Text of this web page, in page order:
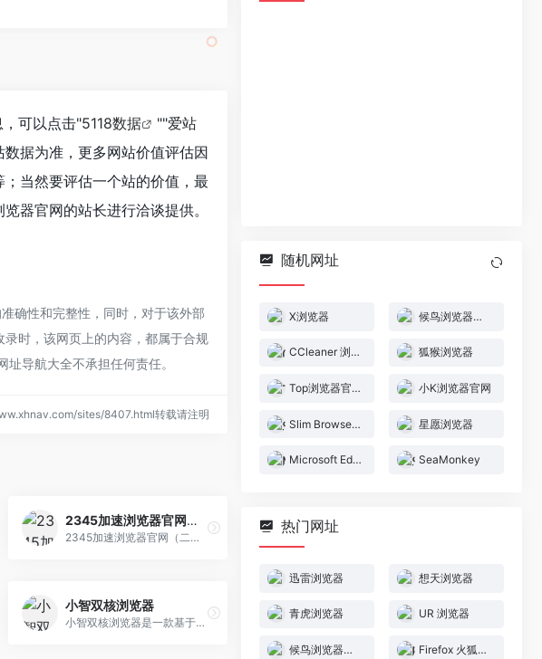
可以点击"5118数据 ""爱站
据为准，更多网站价值评估因
当然要评估一个站的价值，最
器官网的站长进行洽谈提供。
确性和完整性，同时，对于该外部
时，该网页上的内容，都属于合规
导航大全不承担任何责任。
sites/8407.html转载请注明
2345加速浏览器官网（原2345王牌浏览器）
2345加速浏览器官网（二三四五旗下）,提供2345加速浏览器最新版官方下载,更有更多免费皮肤和应用下载。
小智双核浏览器
小智双核浏览器是一款基于最新chromium内核和IE内核的浏览器，速度极快，操作简单，马上进入官方下载！
随机网址
X浏览器 候鸟浏览器官网
CCleaner 浏览器 狐猴浏览器
Top浏览器官网 小K浏览器官网
Slim Browser浏览器 星愿浏览器
Microsoft Edge SeaMonkey
热门网址
迅雷浏览器 想天浏览器
青虎浏览器 UR 浏览器
候鸟浏览器官网 Firefox 火狐浏览器